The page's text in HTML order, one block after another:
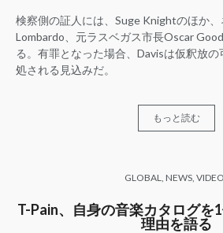
検察側の証人には、Suge Knightのほか
Lombardo、元ラスベガス市長Oscar
る。有罪となった場合、Davisは仮釈放
処される見込みだ。
もっと読む
GLOBAL NEWS,
T-Pain、自身の音楽カタログを
理由を語る